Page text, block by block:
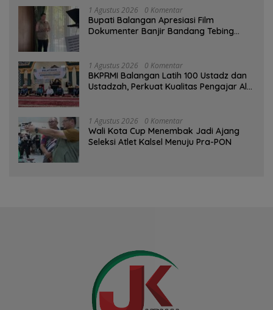
1 Agustus 2026 0 Komentar
Bupati Balangan Apresiasi Film
Dokumenter Banjir Bandang Tebing
1 Agustus 2026 0 Komentar
BKPRMI Balangan Latih 100 Ustadz dan
Ustadzah, Perkuat Kualitas Pengajar Al-
1 Agustus 2026 0 Komentar
Wali Kota Cup Menembak Jadi Ajang
Seleksi Atlet Kalsel Menuju Pra-PON